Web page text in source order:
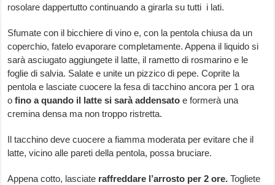
rosolare dappertutto continuando a girarla su tutti i lati.
Sfumate con il bicchiere di vino e, con la pentola chiusa da un
coperchio, fatelo evaporare completamente. Appena il liquido si
sarà asciugato aggiungete il latte, il rametto di rosmarino e le
foglie di salvia. Salate e unite un pizzico di pepe. Coprite la
pentola e lasciate cuocere la fesa di tacchino ancora per 1 ora
o fino a quando il latte si sarà addensatoe formerà una
cremina densa ma non troppo ristretta.
Il tacchino deve cuocere a fiamma moderata per evitare che il
latte, vicino alle pareti della pentola, possa bruciare.
Appena cotto, lasciate raffreddare l’arrosto per 2 ore. Togliete